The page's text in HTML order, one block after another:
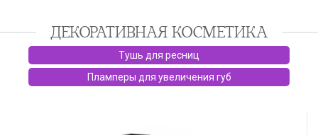
ДЕКОРАТИВНАЯ КОСМЕТИКА
Тушь для ресниц
Пламперы для увеличения губ